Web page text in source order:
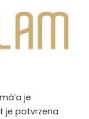
je
je potvrzena